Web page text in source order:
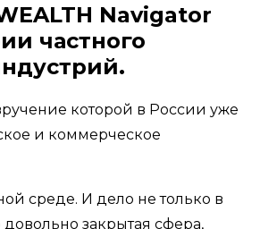
Navigator
частного
которой в России уже
и коммерческое
среде. И дело не только в
закрытая сфера,